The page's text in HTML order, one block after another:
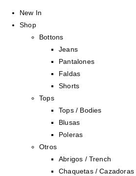
New In
Shop
Bottons
Jeans
Pantalones
Faldas
Shorts
Tops
Tops / Bodies
Blusas
Poleras
Otros
Abrigos / Trench
Chaquetas / Cazadoras